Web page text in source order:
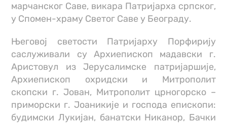
марчанског Саве, викара Патријарха српског,
у Спомен-храму Светог Саве у Београду.
Његовој светости Патријарху Порфирију
саслуживали су Архиепископ мадавски г.
Аристовул из Јерусалимске патријаршије,
Архиепископ охридски и Митрополит
скопски г. Јован, Митрополит црногорско –
приморски г. Јоаникије и господа епископи:
будимски Лукијан, банатски Никанор, Бачки